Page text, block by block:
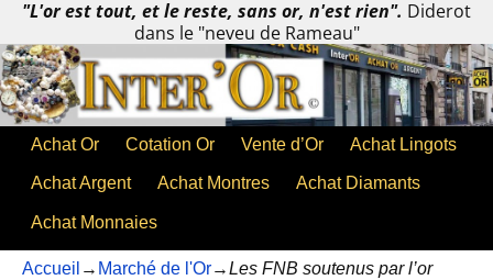
"L'or est tout, et le reste, sans or, n'est rien". Diderot
dans le "neveu de Rameau"
Achat Or Cotation Or Vente d’Or Achat Lingots
Achat Argent Achat Montres Achat Diamants
Achat Monnaies
Accueil → Marché de l'Or→Les FNB soutenus par l’or